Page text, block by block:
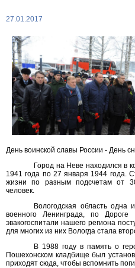
27.01.2017
День воинской славы России - День
Город на Неве находился в
1941 года по 27 января 1944 года.
жизни по разным подсчетам от
человек.
Вологодская область
военного Ленинграда, по
эвакогоспитали нашего региона
для многих из них Вологда стала
В 1988 году в память о
Пошехонском кладбище был
приходят сюда, чтобы вспомнить